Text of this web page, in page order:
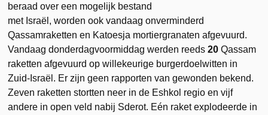
beraad over een mogelijk bestand
met Israël, worden ook vandaag onverminderd
Qassamraketten en Katoesja mortiergranaten afgevuurd.
Vandaag donderdagvoormiddag werden reeds20 Qassam
raketten afgevuurd op willekeurige burgerdoelwitten in
Zuid-Israël. Er zijn geen rapporten van gewonden bekend.
Zeven raketten stortten neer in de Eshkol regio en vijf
andere in open veld nabij Sderot. Eén raket explodeerde in